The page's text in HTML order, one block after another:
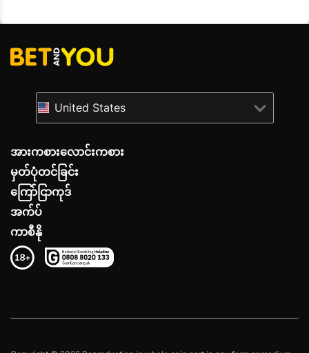
အားကစားလောင်းကစား
မှတ်ပုံတင်ခြင်း
ကြော်ငြာကုဒ်
အက်ပ်
ကာစီနို
United States